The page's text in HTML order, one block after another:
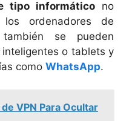
tipo informático no
ordenadores de
se pueden
o tablets y
como WhatsApp.
VPN Para Ocultar